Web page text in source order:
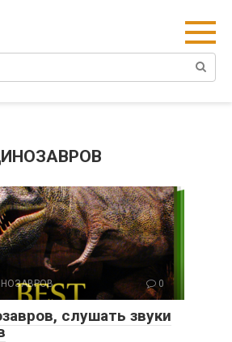
0
слушать звуки